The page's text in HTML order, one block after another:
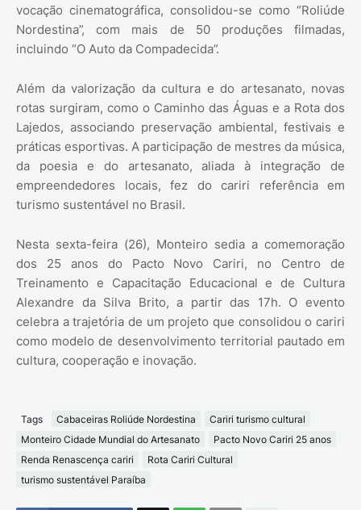
vocação cinematográfica, consolidou-se como “Roliúde
Nordestina”, com mais de 50 produções filmadas,
incluindo “O Auto da Compadecida”.
Além da valorização da cultura e do artesanato, novas
rotas surgiram, como o Caminho das Águas e a Rota dos
Lajedos, associando preservação ambiental, festivais e
práticas esportivas. A participação de mestres da música,
da poesia e do artesanato, aliada à integração de
empreendedores locais, fez do cariri referência em
turismo sustentável no Brasil.
Nesta sexta-feira (26), Monteiro sedia a comemoração
dos 25 anos do Pacto Novo Cariri, no Centro de
Treinamento e Capacitação Educacional e de Cultura
Alexandre da Silva Brito, a partir das 17h. O evento
celebra a trajetória de um projeto que consolidou o cariri
como modelo de desenvolvimento territorial pautado em
cultura, cooperação e inovação.
Tags Cabaceiras Roliúde Nordestina
Cariri turismo cultural
Monteiro Cidade Mundial do Artesanato
Pacto Novo Cariri 25 anos
Renda Renascença cariri
Rota Cariri Cultural
turismo sustentável Paraíba